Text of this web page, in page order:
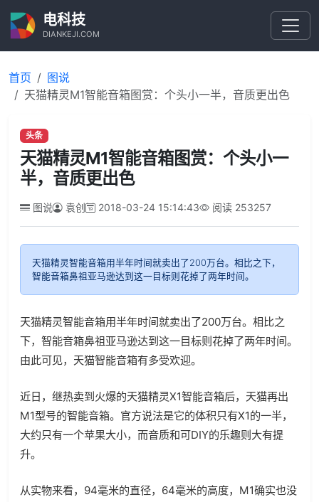
电科技
DIANKEJI.COM
首页
图说
天猫精灵M1智能音箱图赏：个头小一半，音质更出色
头条
天猫精灵M1智能音箱图赏：个头小一
半，音质更出色
图说 袁创 2018-03-24 15:14:43 阅读 253257
天猫精灵智能音箱用半年时间就卖出了200万台。相比之下，
智能音箱鼻祖亚马逊达到这一目标则花掉了两年时间。
天猫精灵智能音箱用半年时间就卖出了200万台。相比之
下，智能音箱鼻祖亚马逊达到这一目标则花掉了两年时间。
由此可见，天猫智能音箱有多受欢迎。
近日，继热卖到火爆的天猫精灵X1智能音箱后，天猫再出
M1型号的智能音箱。官方说法是它的体积只有X1的一半，
大约只有一个苹果大小，而音质和可DIY的乐趣则大有提
升。
从实物来看，94毫米的直径，64毫米的高度，M1确实也没